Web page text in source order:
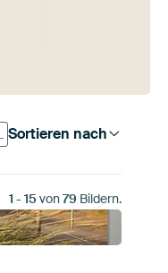
Sortieren nach
1 - 15von79 Bildern.